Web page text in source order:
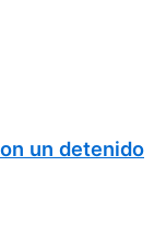
un detenido